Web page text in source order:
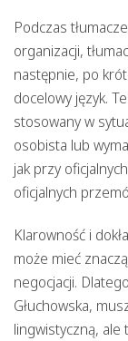
Podczas
organizacji,
następnie, po
docelowy język.
stosowany w
osobista lub
jak przy
oficjalnych
Klarowność i
może mieć
negocjacji.
Głuchowska,
lingwistyczną, ale